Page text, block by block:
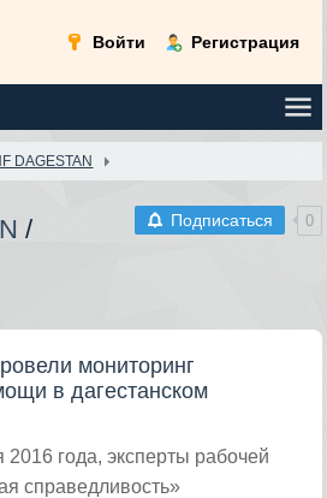
Войти Регистрация
DAGESTAN
Подписаться 0
/
мониторинг
в дагестанском
года, эксперты рабочей
справедливость»